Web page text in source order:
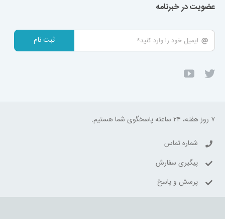
عضویت در خبرنامه
ثبت نام
۷ روز هفته، ۲۴ ساعته پاسخگوی شما هستیم.
شماره تماس
پیگیری سفارش
پرسش و پاسخ